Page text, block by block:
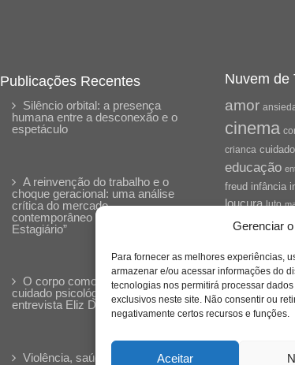
Gerenciar
Para fornecer as melhores experiências,
armazenar e/ou acessar informações do
tecnologias nos permitirá processar
exclusivos neste site. Não consentir ou
negativamente certos recursos e funções.
Aceitar
Publicações Recentes
Silêncio orbital: a presença
humana entre a desconexão e o
espetáculo
A reinvenção do trabalho e o
choque geracional: uma análise
crítica do mercado
contemporâneo em “Um Senhor
Estagiário”
O corpo como expressão do
cuidado psicológico: (En)Cena
entrevista Eliz Dorneles
Violência, saúde mental e a
Nuvem de
amor
cinema
crianca cuidado
educação
freud infância
loucura luto
pandemia
saúde
sexualidade
tecnologia
violência